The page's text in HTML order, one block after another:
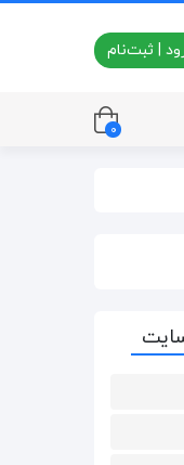
| ثبت‌نام
۰